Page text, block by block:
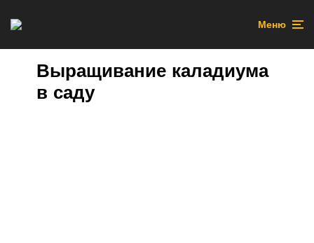
Меню
Выращивание каладиума
в саду